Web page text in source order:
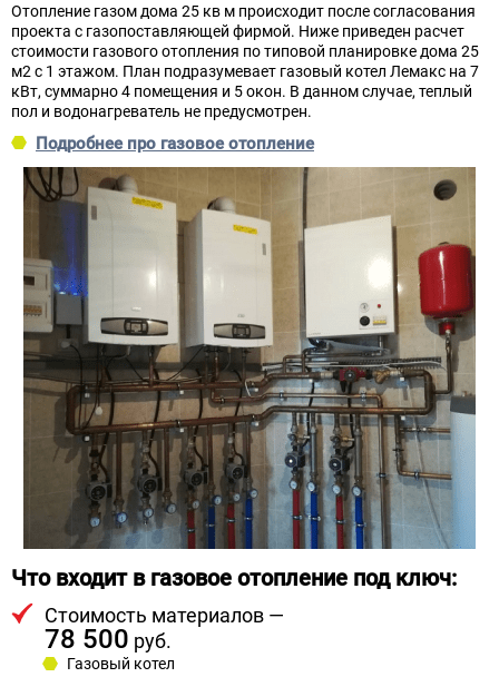
Отопление газом дома 25 кв м происходит после согласования
проекта с газопоставляющей фирмой. Ниже приведен расчет
стоимости газового отопления по типовой планировке дома 25
м2 с 1 этажом. План подразумевает газовый котел Лемакс на 7
кВт, суммарно 4 помещения и 5 окон. В данном случае, теплый
пол и водонагреватель не предусмотрен.
Подробнее про газовое отопление
Что входит в газовое отопление под ключ:
Стоимость материалов —
78 500 руб.
Газовый котел